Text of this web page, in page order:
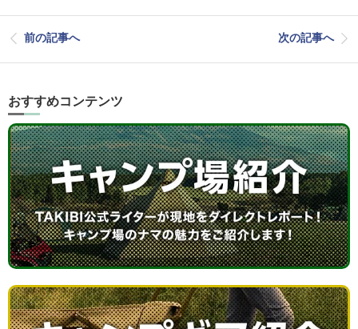
前の記事へ 次の記事へ
おすすめコンテンツ